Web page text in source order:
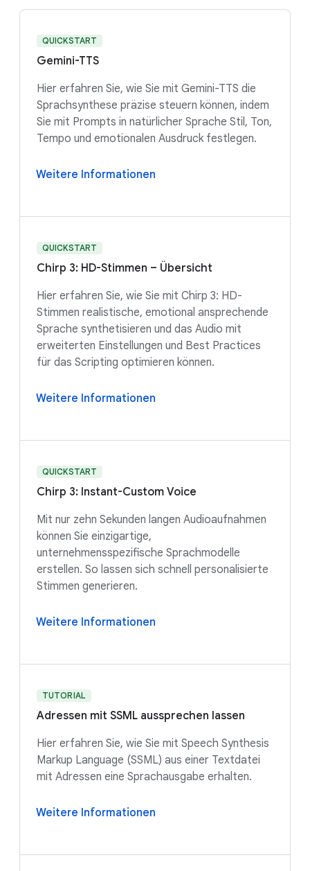
QUICKSTART
Gemini-TTS
Hier erfahren Sie, wie Sie mit Gemini-TTS die
Sprachsynthese präzise steuern können, indem
Sie mit Prompts in natürlicher Sprache Stil, Ton,
Tempo und emotionalen Ausdruck festlegen.
Weitere Informationen
QUICKSTART
Chirp 3: HD-Stimmen – Übersicht
Hier erfahren Sie, wie Sie mit Chirp 3: HD-
Stimmen realistische, emotional ansprechende
Sprache synthetisieren und das Audio mit
erweiterten Einstellungen und Best Practices
für das Scripting optimieren können.
Weitere Informationen
QUICKSTART
Chirp 3: Instant-Custom Voice
Mit nur zehn Sekunden langen Audioaufnahmen
können Sie einzigartige,
unternehmensspezifische Sprachmodelle
erstellen. So lassen sich schnell personalisierte
Stimmen generieren.
Weitere Informationen
TUTORIAL
Adressen mit SSML aussprechen lassen
Hier erfahren Sie, wie Sie mit Speech Synthesis
Markup Language (SSML) aus einer Textdatei
mit Adressen eine Sprachausgabe erhalten.
Weitere Informationen